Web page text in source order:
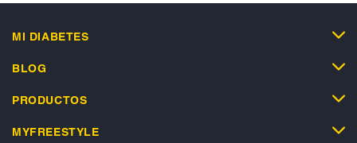
MI DIABETES
BLOG
PRODUCTOS
MYFREESTYLE